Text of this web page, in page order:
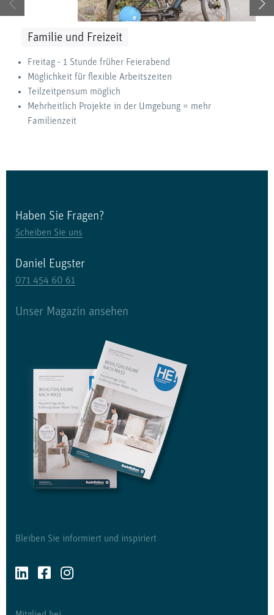
Familie und Freizeit
Freitag - 1 Stunde früher Feierabend
Möglichkeit für flexible Arbeitszeiten
Teilzeitpensum möglich
Mehrheitlich Projekte in der Umgebung = mehr
Familienzeit
Haben Sie Fragen?
Scheiben Sie uns
Daniel Eugster
071 454 60 61
Unser Magazin ansehen
Bleiben Sie informiert und inspiriert